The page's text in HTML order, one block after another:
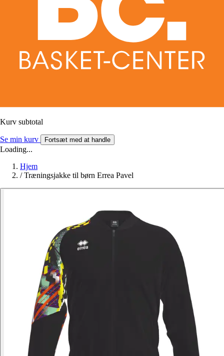
Kurv subtotal
Se min kurv Fortsæt med at handle
Loading...
Hjem
/ Træningsjakke til børn Errea Pavel